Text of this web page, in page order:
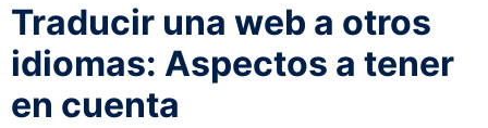
Traducir una web a otros
idiomas: Aspectos a tener
en cuenta